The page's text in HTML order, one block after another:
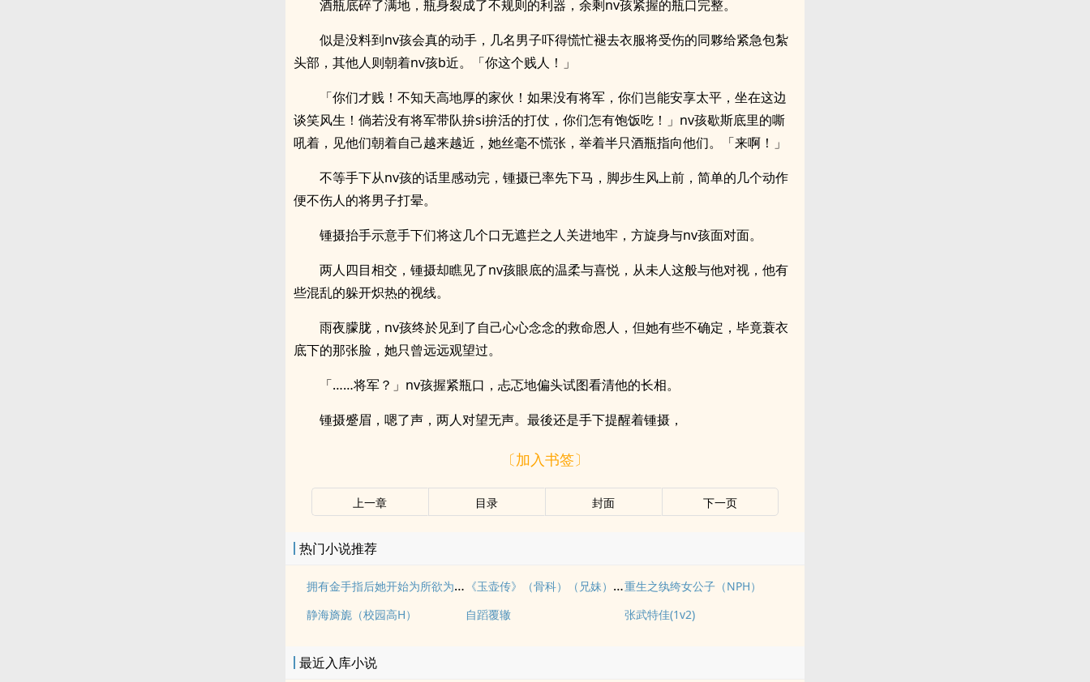
酒瓶底碎了满地，瓶身裂成了不规则的利器，余剩nv孩紧握的瓶口完整。
似是没料到nv孩会真的动手，几名男子吓得慌忙褪去衣服将受伤的同夥给紧急包紮
头部，其他人则朝着nv孩b近。「你这个贱人！」
「你们才贱！不知天高地厚的家伙！如果没有将军，你们岂能安享太平，坐在这边
谈笑风生！倘若没有将军带队拚si拚活的打仗，你们怎有饱饭吃！」nv孩歇斯底里的嘶
吼着，见他们朝着自己越来越近，她丝毫不慌张，举着半只酒瓶指向他们。「来啊！」
不等手下从nv孩的话里感动完，锺摄已率先下马，脚步生风上前，简单的几个动作
便不伤人的将男子打晕。
锺摄抬手示意手下们将这几个口无遮拦之人关进地牢，方旋身与nv孩面对面。
两人四目相交，锺摄却瞧见了nv孩眼底的温柔与喜悦，从未人这般与他对视，他有
些混乱的躲开炽热的视线。
雨夜朦胧，nv孩终於见到了自己心心念念的救命恩人，但她有些不确定，毕竟蓑衣
底下的那张脸，她只曾远远观望过。
「……将军？」nv孩握紧瓶口，忐忑地偏头试图看清他的长相。
锺摄蹙眉，嗯了声，两人对望无声。最後还是手下提醒着锺摄，
〔加入书签〕
上一章 目录 封面 下一页
热门小说推荐
拥有金手指后她开始为所欲为（nph） 《玉壶传》（骨科）（兄妹）（np）重生之纨绔女公子（NPH）
静海旖旎（校园高H）
自蹈覆辙 张武特佳(1v2)
最近入库小说